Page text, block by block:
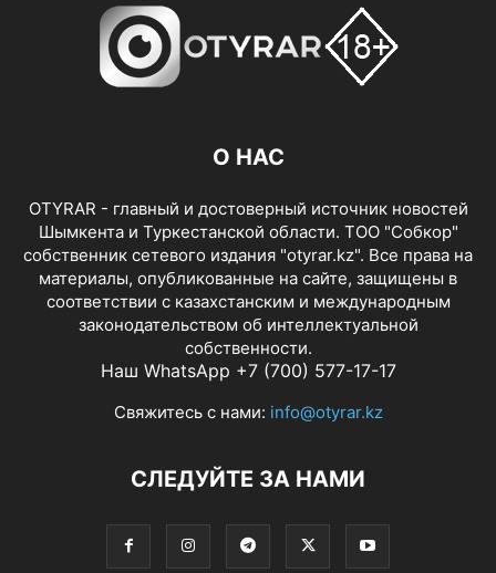
О НАС
OTYRAR - главный и достоверный источник новостей
Шымкента и Туркестанской области. ТОО "Собкор"
собственник сетевого издания "otyrar.kz". Все права на
материалы, опубликованные на сайте, защищены в
соответствии с казахстанским и международным
законодательством об интеллектуальной
собственности.
Наш WhatsApp +7 (700) 577-17-17
Свяжитесь с нами: info@otyrar.kz
СЛЕДУЙТЕ ЗА НАМИ